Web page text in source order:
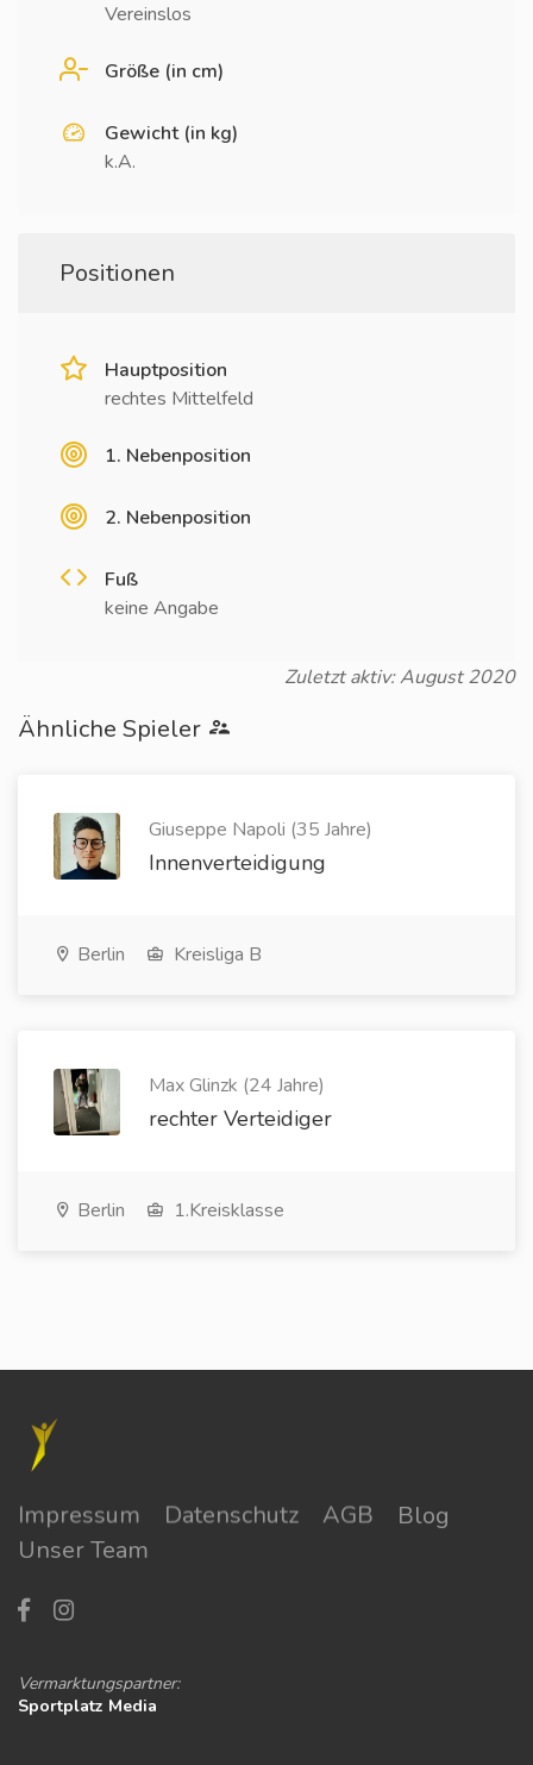
Vereinslos
Größe (in cm)
Gewicht (in kg)
k.A.
Positionen
Hauptposition
rechtes Mittelfeld
1. Nebenposition
2. Nebenposition
Fuß
keine Angabe
Zuletzt aktiv: August 2020
Ähnliche Spieler
Giuseppe Napoli (35 Jahre)
Innenverteidigung
Berlin Kreisliga B
Max Glinzk (24 Jahre)
rechter Verteidiger
Berlin 1.Kreisklasse
Impressum Datenschutz AGB
Blog
Unser Team
Vermarktungspartner:
Sportplatz Media